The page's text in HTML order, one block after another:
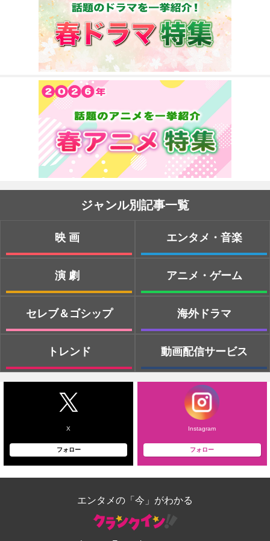
ジャンル別記事一覧
映画
演劇
セレブ＆ゴシップ
トレンド
エンタメ・音楽
アニメ・ゲーム
海外ドラマ
動画配信サービス
X
フォロー
Instagram
フォロー
エンタメの「今」がわかる